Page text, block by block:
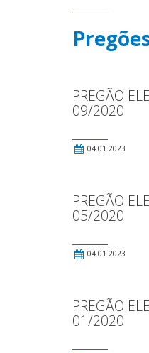
PREGÃO
09/2020
04.01.2023
PREGÃO
05/2020
04.01.2023
PREGÃO
01/2020